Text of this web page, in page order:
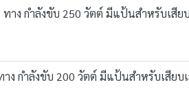
าง กำลังขับ 250 วัตต์ มีแป้นสำหรับเสีย
ง กำลังขับ 200 วัตต์ มีแป้นสำหรับเสียบเ